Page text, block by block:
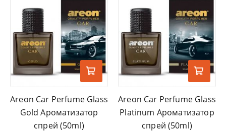
Areon Car Perfume Glass
Gold Ароматизатор
спрей (50ml)
Areon Car Perfume Glass
Platinum Ароматизатор
спрей (50ml)